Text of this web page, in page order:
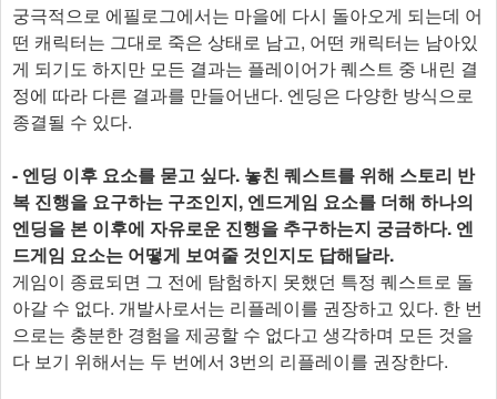
궁극적으로 에필로그에서는 마을에 다시 돌아오게 되는데 어
떤 캐릭터는 그대로 죽은 상태로 남고, 어떤 캐릭터는 남아있
게 되기도 하지만 모든 결과는 플레이어가 퀘스트 중 내린 결
정에 따라 다른 결과를 만들어낸다. 엔딩은 다양한 방식으로
종결될 수 있다.
- 엔딩 이후 요소를 묻고 싶다. 놓친 퀘스트를 위해 스토리 반
복 진행을 요구하는 구조인지, 엔드게임 요소를 더해 하나의
엔딩을 본 이후에 자유로운 진행을 추구하는지 궁금하다. 엔
드게임 요소는 어떻게 보여줄 것인지도 답해달라.
게임이 종료되면 그 전에 탐험하지 못했던 특정 퀘스트로 돌
아갈 수 없다. 개발사로서는 리플레이를 권장하고 있다. 한 번
으로는 충분한 경험을 제공할 수 없다고 생각하며 모든 것을
다 보기 위해서는 두 번에서 3번의 리플레이를 권장한다.